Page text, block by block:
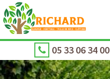
05 33 06 34 00